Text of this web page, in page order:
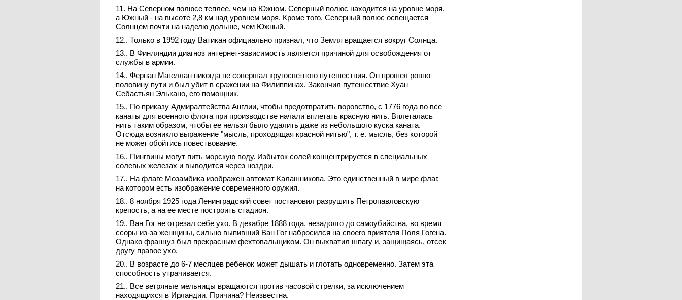
11. На Северном полюсе теплее, чем на Южном. Северный полюс находится на уровне моря,
а Южный - на высоте 2,8 км над уровнем моря. Кроме того, Северный полюс освещается
Cолнцем почти на наделю дольше, чем Южный.
12.. Только в 1992 году Ватикан официально признал, что Земля вращается вокруг Солнца.
13.. В Финляндии диагноз интернет-зависимость является причиной для освобождения от
службы в армии.
14.. Фернан Магеллан никогда не совершал кругосветного путешествия. Он прошел ровно
половину пути и был убит в сражении на Филиппинах. Закончил путешествие Хуан
Себастьян Элькано, его помощник.
15.. По приказу Адмиралтейства Англии, чтобы предотвратить воровство, с 1776 года во все
канаты для военного флота при производстве начали вплетать красную нить. Вплеталась
нить таким образом, чтобы ее нельзя было удалить даже из небольшого куска каната.
Отсюда возникло выражение "мысль, проходящая красной нитью", т. е. мысль, без которой
не может обойтись повествование.
16.. Пингвины могут пить морскую воду. Избыток солей концентрируется в специальных
солевых железах и выводится через ноздри.
17.. На флаге Мозамбика изображен автомат Калашникова. Это единственный в мире флаг,
на котором есть изображение современного оружия.
18.. 8 ноября 1925 года Ленинградский совет постановил разрушить Петропавловскую
крепость, а на ее месте построить стадион.
19.. Ван Гог не отрезал себе ухо. В декабре 1888 года, незадолго до самоубийства, во время
ссоры из-за женщины, сильно выпивший Ван Гог набросился на своего приятеля Поля Гогена.
Однако француз был прекрасным фехтовальщиком. Он выхватил шпагу и, защищаясь, отсек
другу правое ухо.
20.. В возрасте до 6-7 месяцев ребенок может дышать и глотать одновременно. Затем эта
способность утрачивается.
21.. Все ветряные мельницы вращаются против часовой стрелки, за исключением
находящихся в Ирландии. Причина? Неизвестна.